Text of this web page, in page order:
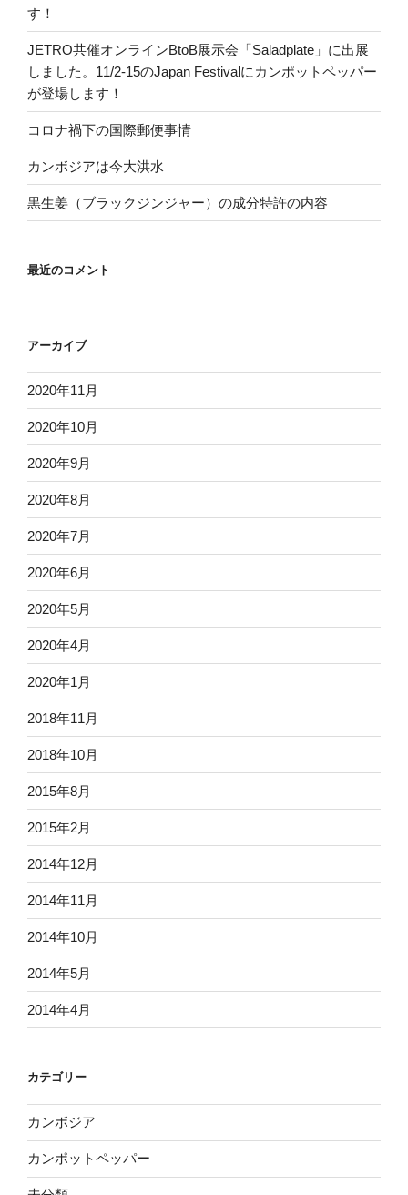
す！
JETRO共催オンラインBtoB展示会「Saladplate」に出展
しました。11/2-15のJapan Festivalにカンポットペッパー
が登場します！
コロナ禍下の国際郵便事情
カンボジアは今大洪水
黒生姜（ブラックジンジャー）の成分特許の内容
最近のコメント
アーカイブ
2020年11月
2020年10月
2020年9月
2020年8月
2020年7月
2020年6月
2020年5月
2020年4月
2020年1月
2018年11月
2018年10月
2015年8月
2015年2月
2014年12月
2014年11月
2014年10月
2014年5月
2014年4月
カテゴリー
カンボジア
カンポットペッパー